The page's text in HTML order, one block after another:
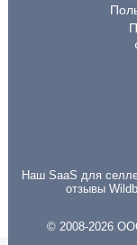
Наш SaaS для
отзывы
© 2008-2026